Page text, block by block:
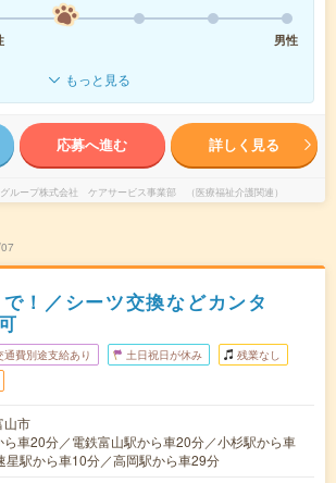
男性
もっと見る
応募へ進む 詳しく見る
ループ株式会社 ケアサービス事業部 （医療福祉介護関連）
！／シーツ交換などカンタ
通費別途支給あり 土日祝日が休み 残業なし
山市
ら車20分／電鉄富山駅から車20分／小杉駅から車
星駅から車10分／高岡駅から車29分